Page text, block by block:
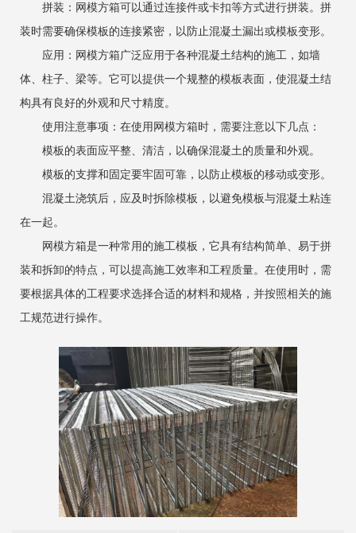
拼装：网模方箱可以通过连接件或卡扣等方式进行拼装。拼
装时需要确保模板的连接紧密，以防止混凝土漏出或模板变形。
应用：网模方箱广泛应用于各种混凝土结构的施工，如墙
体、柱子、梁等。它可以提供一个规整的模板表面，使混凝土结
构具有良好的外观和尺寸精度。
使用注意事项：在使用网模方箱时，需要注意以下几点：
模板的表面应平整、清洁，以确保混凝土的质量和外观。
模板的支撑和固定要牢固可靠，以防止模板的移动或变形。
混凝土浇筑后，应及时拆除模板，以避免模板与混凝土粘连
在一起。
网模方箱是一种常用的施工模板，它具有结构简单、易于拼
装和拆卸的特点，可以提高施工效率和工程质量。在使用时，需
要根据具体的工程要求选择合适的材料和规格，并按照相关的施
工规范进行操作。